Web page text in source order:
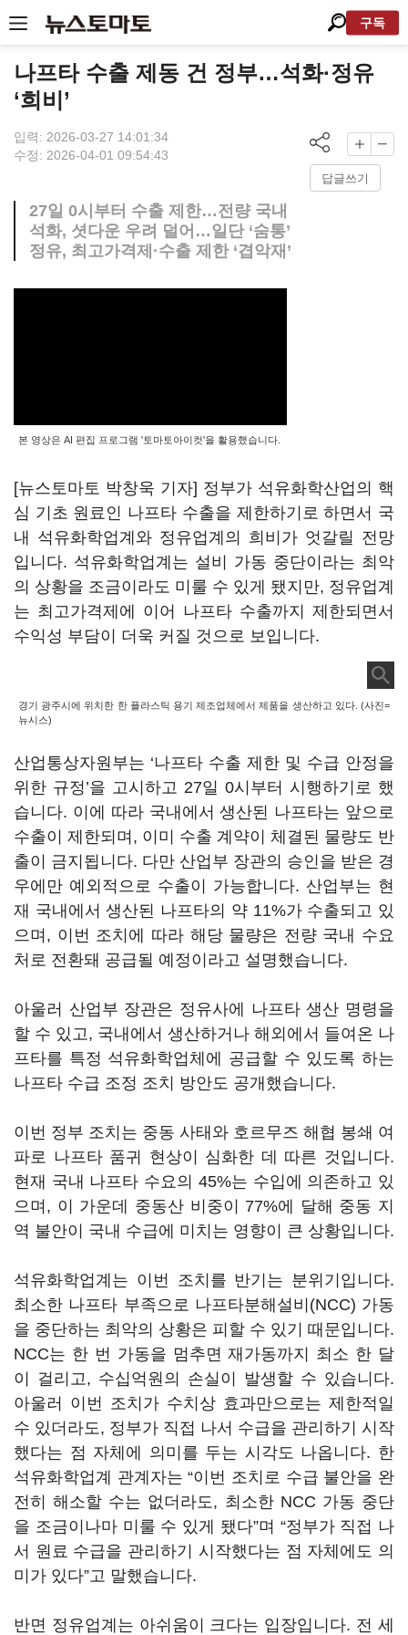
구독
나프타 수출 제동 건 정부…석화·정유
‘희비’
입력: 2026-03-27 14:01:34
수정: 2026-04-01 09:54:43
답글쓰기
27일 0시부터 수출 제한…전량 국내
석화, 셧다운 우려 덜어…일단 ‘숨통’
정유, 최고가격제·수출 제한 ‘겹악재’
본 영상은 AI 편집 프로그램 '토마토아이컷'을 활용했습니다.
[뉴스토마토 박창욱 기자] 정부가 석유화학산업의 핵
심 기초 원료인 나프타 수출을 제한하기로 하면서 국
내 석유화학업계와 정유업계의 희비가 엇갈릴 전망
입니다. 석유화학업계는 설비 가동 중단이라는 최악
의 상황을 조금이라도 미룰 수 있게 됐지만, 정유업계
는 최고가격제에 이어 나프타 수출까지 제한되면서
수익성 부담이 더욱 커질 것으로 보입니다.
경기 광주시에 위치한 한 플라스틱 용기 제조업체에서 제품을 생산하고 있다. (사진=
뉴시스)
산업통상자원부는 ‘나프타 수출 제한 및 수급 안정을
위한 규정’을 고시하고 27일 0시부터 시행하기로 했
습니다. 이에 따라 국내에서 생산된 나프타는 앞으로
수출이 제한되며, 이미 수출 계약이 체결된 물량도 반
출이 금지됩니다. 다만 산업부 장관의 승인을 받은 경
우에만 예외적으로 수출이 가능합니다. 산업부는 현
재 국내에서 생산된 나프타의 약 11%가 수출되고 있
으며, 이번 조치에 따라 해당 물량은 전량 국내 수요
처로 전환돼 공급될 예정이라고 설명했습니다.
아울러 산업부 장관은 정유사에 나프타 생산 명령을
할 수 있고, 국내에서 생산하거나 해외에서 들여온 나
프타를 특정 석유화학업체에 공급할 수 있도록 하는
나프타 수급 조정 조치 방안도 공개했습니다.
이번 정부 조치는 중동 사태와 호르무즈 해협 봉쇄 여
파로 나프타 품귀 현상이 심화한 데 따른 것입니다.
현재 국내 나프타 수요의 45%는 수입에 의존하고 있
으며, 이 가운데 중동산 비중이 77%에 달해 중동 지
역 불안이 국내 수급에 미치는 영향이 큰 상황입니다.
석유화학업계는 이번 조치를 반기는 분위기입니다.
최소한 나프타 부족으로 나프타분해설비(NCC) 가동
을 중단하는 최악의 상황은 피할 수 있기 때문입니다.
NCC는 한 번 가동을 멈추면 재가동까지 최소 한 달
이 걸리고, 수십억원의 손실이 발생할 수 있습니다.
아울러 이번 조치가 수치상 효과만으로는 제한적일
수 있더라도, 정부가 직접 나서 수급을 관리하기 시작
했다는 점 자체에 의미를 두는 시각도 나옵니다. 한
석유화학업계 관계자는 “이번 조치로 수급 불안을 완
전히 해소할 수는 없더라도, 최소한 NCC 가동 중단
을 조금이나마 미룰 수 있게 됐다”며 “정부가 직접 나
서 원료 수급을 관리하기 시작했다는 점 자체에도 의
미가 있다”고 말했습니다.
반면 정유업계는 아쉬움이 크다는 입장입니다. 전 세